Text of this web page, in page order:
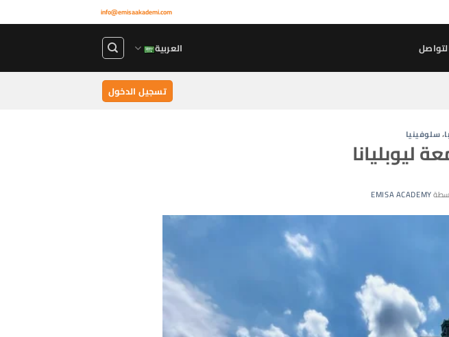
info@emisaakademi.com
العربية
تسجيل الدخول
،سلوفينيا
ليوبليانا
EMISA ACADEMY